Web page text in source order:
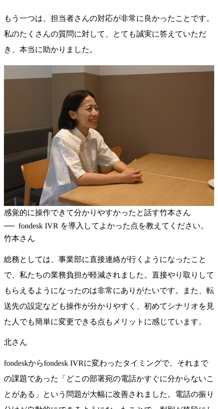
もう一つは、担当者さんの対応が非常に良かったことです。
私のたくさんの質問に対して、とても誠実に答えていただ
き、本当に助かりました。
感覚的に操作できて分かりやすかったと話す竹本さん
fondesk IVR を導入してよかった点を教えてください。
竹本さん
総務としては、事業部に直接連絡が行くようになったこと
で、私たちの業務負担が軽減されました。直接やり取りして
もらえるようになったのは非常にありがたいです。また、転
送先の設定なども操作が分かりやすく、初めてシナリオを見
た人でも簡単に変更できる点もメリットに感じています。
北さん
fondeskからfondesk IVRに変わったタイミングで、それまで
の課題であった「どこの部署宛の電話かすぐに分からないこ
とがある」という問題が大幅に改善されました。電話の振り